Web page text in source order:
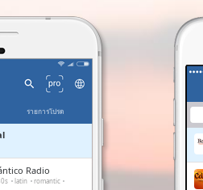
รายการโปรด
Radio
latin romantic